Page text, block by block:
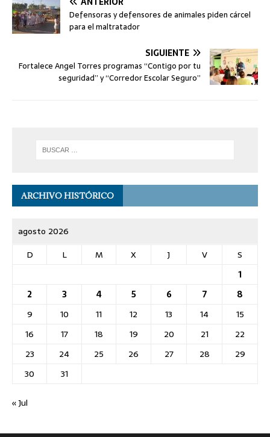
Defensoras y defensores de animales piden cárcel
para el maltratador
SIGUIENTE
Fortalece Angel Torres programas “Contigo por tu
seguridad” y “Corredor Escolar Seguro”
ARCHIVO HISTÓRICO
agosto 2026
D
L M X J V
S
1
2
3 4 5 6 7
8
9
10 11 12 13 14
15
16
17 18 19 20 21
22
23
24 25 26 27 28
29
30
31
« Jul